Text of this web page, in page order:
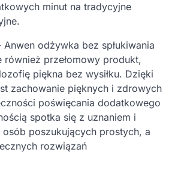
minut na tradycyjne
Anwen odżywka bez spłukiwania
przełomowy produkt,
piękna bez wysiłku. Dzięki
zachowanie pięknych i zdrowych
poświęcania dodatkowego
spotka się z uznaniem i
osób poszukujących prostych, a
rozwiązań